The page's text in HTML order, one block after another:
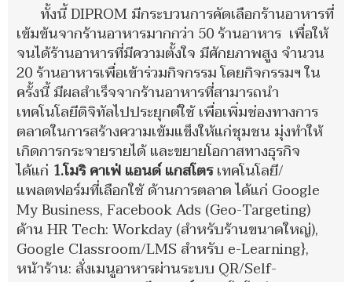
ทั้งนี้ DIPROM มีกระบวนการคัดเลือกร้านอาหารที่
เข้มข้นจากร้านอาหารมากกว่า 50 ร้านอาหาร เพื่อให้
จนได้ร้านอาหารที่มีความตั้งใจ มีศักยภาพสูง จำนวน
20 ร้านอาหารเพื่อเข้าร่วมกิจกรรม โดยกิจกรรมฯ ใน
ครั้งนี้ มีผลสำเร็จจากร้านอาหารที่สามารถนำ
เทคโนโลยีดิจิทัลไปประยุกต์ใช้ เพื่อเพิ่มช่องทางการ
ตลาดในการสร้างความเข้มแข็งให้แก่ชุมชน มุ่งทำให้
เกิดการกระจายรายได้ และขยายโอกาสทางธุรกิจ
ได้แก่ 1.โมริ คาเฟ่ แอนด์ แกสโตรเทคโนโลยี/
แพลตฟอร์มที่เลือกใช้ ด้านการตลาด ได้แก่ Google
My Business, Facebook Ads (Geo-Targeting)
ด้าน HR Tech: Workday (สำหรับร้านขนาดใหญ่),
Google Classroom/LMS สำหรับ e-Learning},
หน้าร้าน: สั่งเมนูอาหารผ่านระบบ QR/Self-